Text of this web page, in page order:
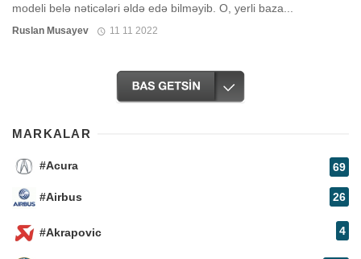
modeli belə nəticələri əldə edə bilməyib. O, yerli baza...
Ruslan Musayev 11 11 2022
MARKALAR
#Acura 69
#Airbus 26
#Akrapovic 4